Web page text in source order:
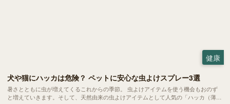
健康
犬や猫にハッカは危険？ ペットに安心な虫よけスプレー3選
暑さとともに虫が増えてくるこれからの季節。 虫よけアイテムを使う機会もおのず
と増えていきます。そして、天然由来の虫よけアイテムとして人気の「ハッカ（薄